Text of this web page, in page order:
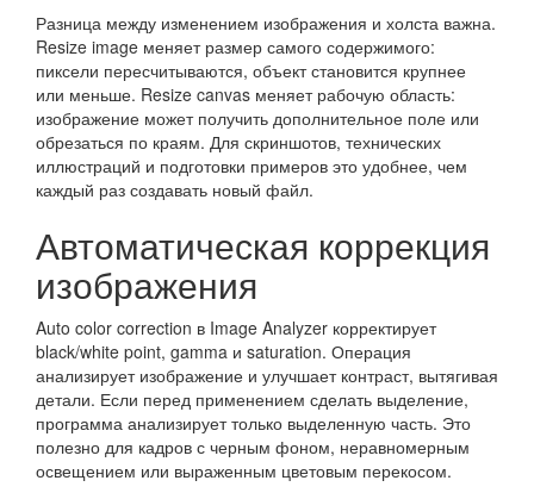
Разница между изменением изображения и холста важна.
Resize image меняет размер самого содержимого:
пиксели пересчитываются, объект становится крупнее
или меньше. Resize canvas меняет рабочую область:
изображение может получить дополнительное поле или
обрезаться по краям. Для скриншотов, технических
иллюстраций и подготовки примеров это удобнее, чем
каждый раз создавать новый файл.
Автоматическая коррекция
изображения
Auto color correction в Image Analyzer корректирует
black/white point, gamma и saturation. Операция
анализирует изображение и улучшает контраст, вытягивая
детали. Если перед применением сделать выделение,
программа анализирует только выделенную часть. Это
полезно для кадров с черным фоном, неравномерным
освещением или выраженным цветовым перекосом.